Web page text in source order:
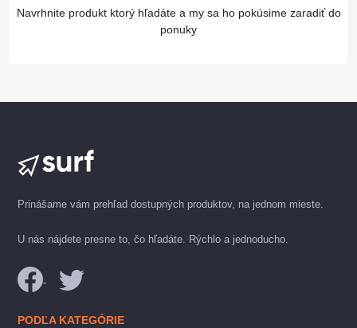
Navrhnite produkt ktorý hľadáte a my sa ho pokúsime zaradiť do
ponuky
Prinášame vám prehľad dostupných produktov, na jednom mieste.
U nás nájdete presne to, čo hľadáte. Rýchlo a jednoducho.
PODĽA KATEGÓRIE